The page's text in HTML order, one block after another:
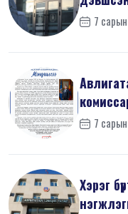
мэдүүл...
7
7
Хэрэг